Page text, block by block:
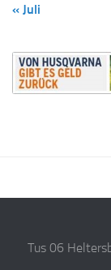
« Juli
Tus 06